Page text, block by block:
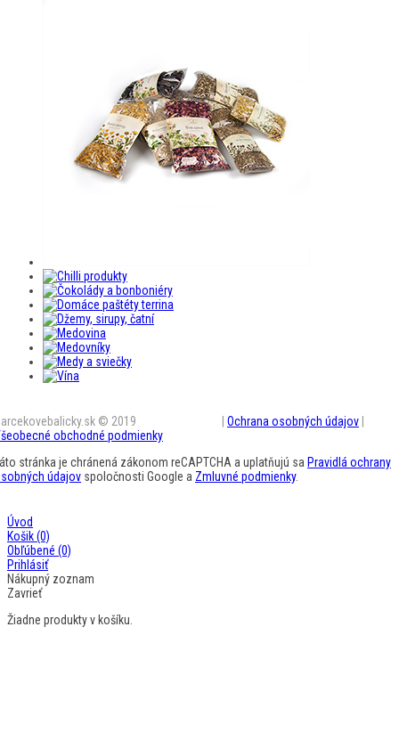
© 2019 Ochrana osobných údajov
obchodné podmienky
stránka je chránená zákonom reCAPTCHA a uplatňujú sa Pravidlá ochrany
údajov spoločnosti Google a Zmluvné podmienky.
Úvod
Košik(0)
Obľúbené (0)
Prihlásiť
Nákupný zoznam
Zavrieť
Žiadne produkty v košíku.